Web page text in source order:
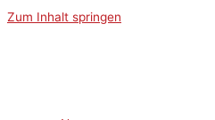
Zum Inhalt springen